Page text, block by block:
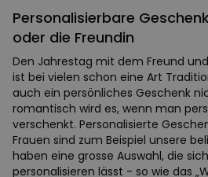
Personalisierbare
oder die Freundin
Den Jahrestag mit dem Freund
ist bei vielen schon eine Art
auch ein persönliches Geschenk
romantisch wird es, wenn man
verschenkt. Personalisierte
Frauen sind zum Beispiel unsere
haben eine grosse Auswahl, die
personalisieren lässt - so wie das